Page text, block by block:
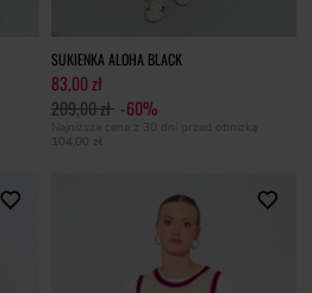
SUKIENKA ALOHA BLACK
83,00 zł
209,00 zł -60%
Najniższa cena z 30 dni przed obniżką
104,00 zł